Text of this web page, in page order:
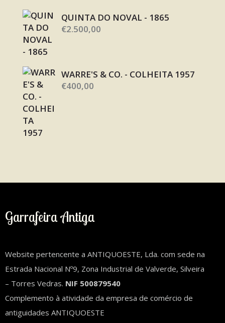
QUINTA DO NOVAL - 1865
€2.500,00
WARRE'S & CO. - COLHEITA 1957
€400,00
Garrafeira Antiga
Website pertencente a ANTIQUOESTE, Lda. com sede na
Estrada Nacional Nº9, Zona Industrial de Valverde, Silveira
– Torres Vedras. NIF 500879540
Complemento à atividade da empresa de comércio de
antiguidades ANTIQUOESTE